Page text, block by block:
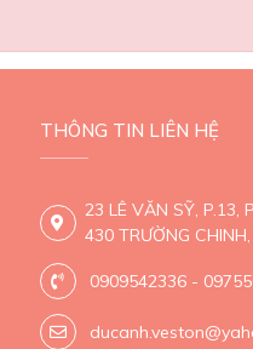
THÔNG TIN LIÊN HỆ
23 LÊ VĂN SỸ, P.13,
430 TRƯỜNG
0909542336 -